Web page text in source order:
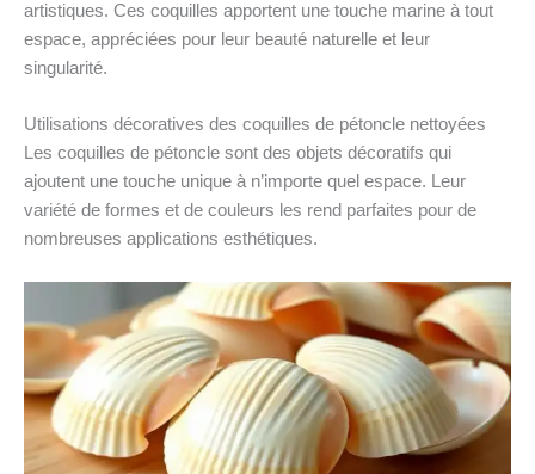
artistiques. Ces coquilles apportent une touche marine à tout
espace, appréciées pour leur beauté naturelle et leur
singularité.
Utilisations décoratives des coquilles de pétoncle nettoyées
Les coquilles de pétoncle sont des objets décoratifs qui
ajoutent une touche unique à n’importe quel espace. Leur
variété de formes et de couleurs les rend parfaites pour de
nombreuses applications esthétiques.